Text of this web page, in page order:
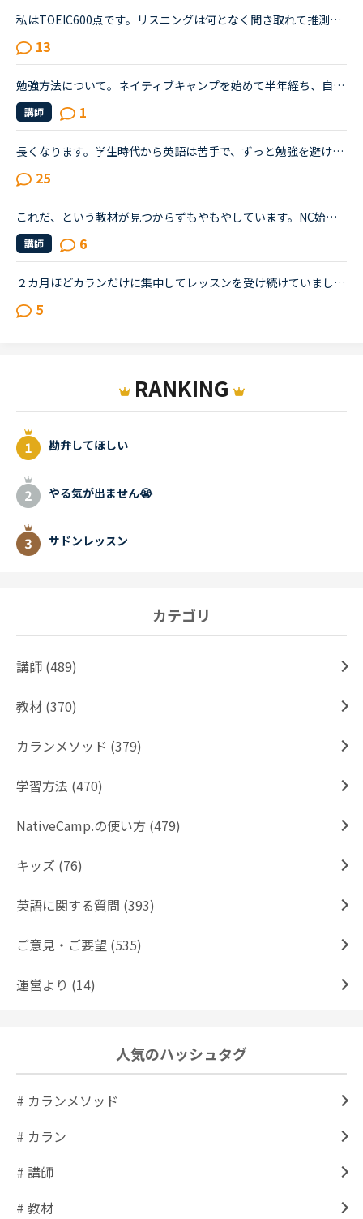
私はTOEIC600点です。リスニングは何となく聞き取れて推測で解答できるレベル。外国人の方と英語で話す恐怖をとり、そして、英語で会話が出来るようになりたくてNCに入りました。そしてNC始めて2週間、毎日3コマ...
13
勉強方法について。ネイティブキャンプを始めて半年経ち、自分の話しやすい話題やある程度必要とされる会話は出来るようになりました。日本人講師を含め数人の先生からは君のスキルはgood enough、じゅうぶんコミ...
講師 1
長くなります。学生時代から英語は苦手で、ずっと勉強を避けてきました。２０代の時にたまたま近くのスクールで受けたTOEICのお試しテストでは、恥ずかしながら170～200程度しかないだろうと言われました。もちろ...
25
これだ、という教材が見つからずもやもやしています。NC始めて2ヶ月の若手社会人です。いわゆる受験英語はしっかりやりましたが、読み書きはできた当時もリスニング&amp;スピーキングはさっぱりでした。英語を忘...
講師 6
２カ月ほどカランだけに集中してレッスンを受け続けていましたが、ステージ５で限界を感じ、カランをお休みして「文法、スピーキング、ビジネス」にシフトチェンジをしようと考えています。仕事で英語を読み書き...
5
RANKING
勘弁してほしい
やる気が出ません😭
サドンレッスン
カテゴリ
講師 (489)
教材 (370)
カランメソッド (379)
学習方法 (470)
NativeCamp.の使い方 (479)
キッズ (76)
英語に関する質問 (393)
ご意見・ご要望 (535)
運営より (14)
人気のハッシュタグ
# カランメソッド
# カラン
# 講師
# 教材